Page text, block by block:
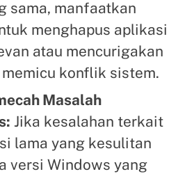
sama, manfaatkan
menghapus aplikasi
atau mencurigakan
konflik sistem.
Masalah
Jika kesalahan terkait
lama yang kesulitan
versi Windows yang